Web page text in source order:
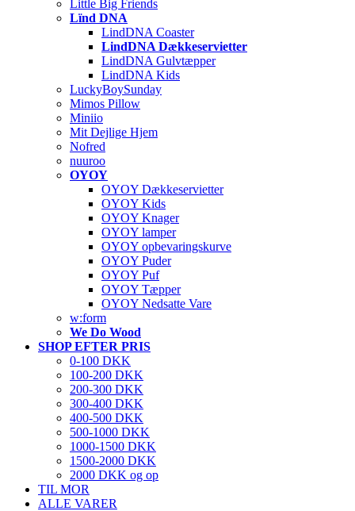
Little Big Friends
Lïnd DNA
LindDNA Coaster
LindDNA Dækkeservietter
LindDNA Gulvtæpper
LindDNA Kids
LuckyBoySunday
Mimos Pillow
Miniio
Mit Dejlige Hjem
Nofred
nuuroo
OYOY
OYOY Dækkeservietter
OYOY Kids
OYOY Knager
OYOY lamper
OYOY opbevaringskurve
OYOY Puder
OYOY Puf
OYOY Tæpper
OYOY Nedsatte Vare
w:form
We Do Wood
SHOP EFTER PRIS
0-100 DKK
100-200 DKK
200-300 DKK
300-400 DKK
400-500 DKK
500-1000 DKK
1000-1500 DKK
1500-2000 DKK
2000 DKK og op
TIL MOR
ALLE VARER